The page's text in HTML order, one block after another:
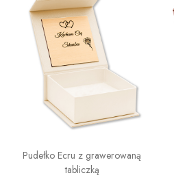
Pudełko Ecru z grawerowaną
tabliczką